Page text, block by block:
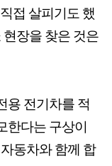
접 살피기도 했
장을 찾은 것은
용 전기차를 적
한다는 구상이
동차와 함께 합